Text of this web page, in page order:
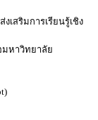
เสริมการเรียนรู้เชิง
หาวิทยาลัย